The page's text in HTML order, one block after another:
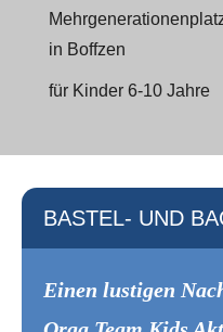
in Boffzen
für Kinder 6-10 Jahre
BASTEL- UND
Einen lustigen